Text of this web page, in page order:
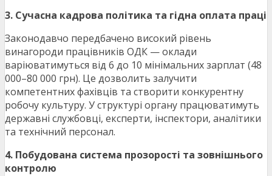
3. Сучасна кадрова політика та гідна оплата праці
Законодавчо передбачено високий рівень
винагороди працівників ОДК — оклади
варіюватимуться від 6 до 10 мінімальних зарплат (48
000–80 000 грн). Це дозволить залучити
компетентних фахівців та створити конкурентну
робочу культуру. У структурі органу працюватимуть
державні службовці, експерти, інспектори, аналітики
та технічний персонал.
4. Побудована система прозорості та зовнішнього
контролю